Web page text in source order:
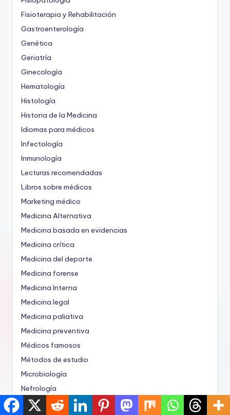
Fisioterapia y Rehabilitación
Gastroenterología
Genética
Geriatría
Ginecología
Hematología
Histología
Historia de la Medicina
Idiomas para médicos
Infectología
Inmunología
Lecturas recomendadas
Libros sobre médicos
Marketing médico
Medicina Alternativa
Medicina basada en evidencias
Medicina crítica
Medicina del deporte
Medicina forense
Medicina Interna
Medicina legal
Medicina paliativa
Medicina preventiva
Médicos famosos
Métodos de estudio
Microbiología
Nefrología
Neumología